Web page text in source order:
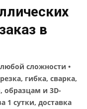
в
сложности •
гибка, сварка,
образцам и 3D-
1 сутки, доставка